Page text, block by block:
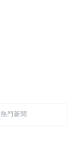
熱門新聞